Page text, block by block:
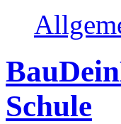
Schule